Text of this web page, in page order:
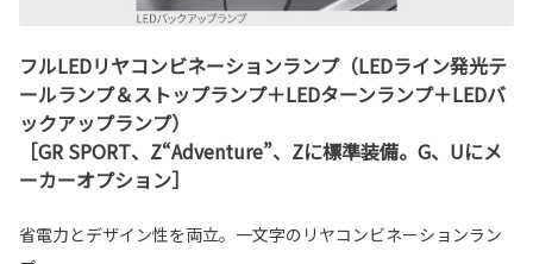
フルLEDリヤコンビネーションランプ（LEDライン発光テ
ールランプ＆ストップランプ＋LEDターンランプ＋LEDバ
ックアップランプ）
［GR SPORT、Z“Adventure”、Zに標準装備。G、Uにメ
ーカーオプション］
省電力とデザイン性を両立。一文字のリヤコンビネーションラン